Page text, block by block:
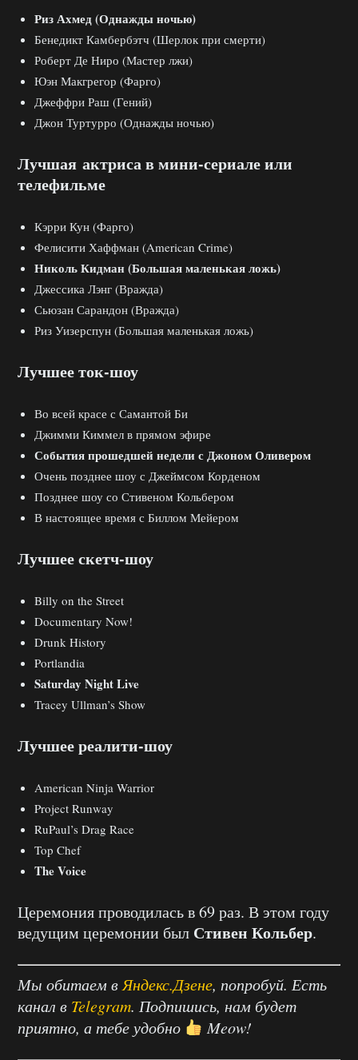
Риз Ахмед (Однажды ночью)
Бенедикт Камбербэтч (Шерлок при смерти)
Роберт Де Ниро (Мастер лжи)
Юэн Макгрегор (Фарго)
Джеффри Раш (Гений)
Джон Туртурро (Однажды ночью)
Лучшая актриса в мини-сериале или
телефильме
Кэрри Кун (Фарго)
Фелисити Хаффман (American Crime)
Николь Кидман (Большая маленькая ложь)
Джессика Лэнг (Вражда)
Сьюзан Сарандон (Вражда)
Риз Уизерспун (Большая маленькая ложь)
Лучшее ток-шоу
Во всей красе с Самантой Би
Джимми Киммел в прямом эфире
События прошедшей недели с Джоном Оливером
Очень позднее шоу с Джеймсом Корденом
Позднее шоу со Стивеном Кольбером
В настоящее время с Биллом Мейером
Лучшее скетч-шоу
Billy on the Street
Documentary Now!
Drunk History
Portlandia
Saturday Night Live
Tracey Ullman’s Show
Лучшее реалити-шоу
American Ninja Warrior
Project Runway
RuPaul’s Drag Race
Top Chef
The Voice
Церемония проводилась в 69 раз. В этом году
ведущим церемонии был Стивен Кольбер.
Мы обитаем в Яндекс.Дзене, попробуй. Есть
канал в Telegram. Подпишись, нам будет
приятно, а тебе удобно
Meow!